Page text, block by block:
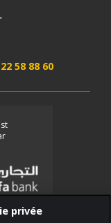
58 88 60
privée